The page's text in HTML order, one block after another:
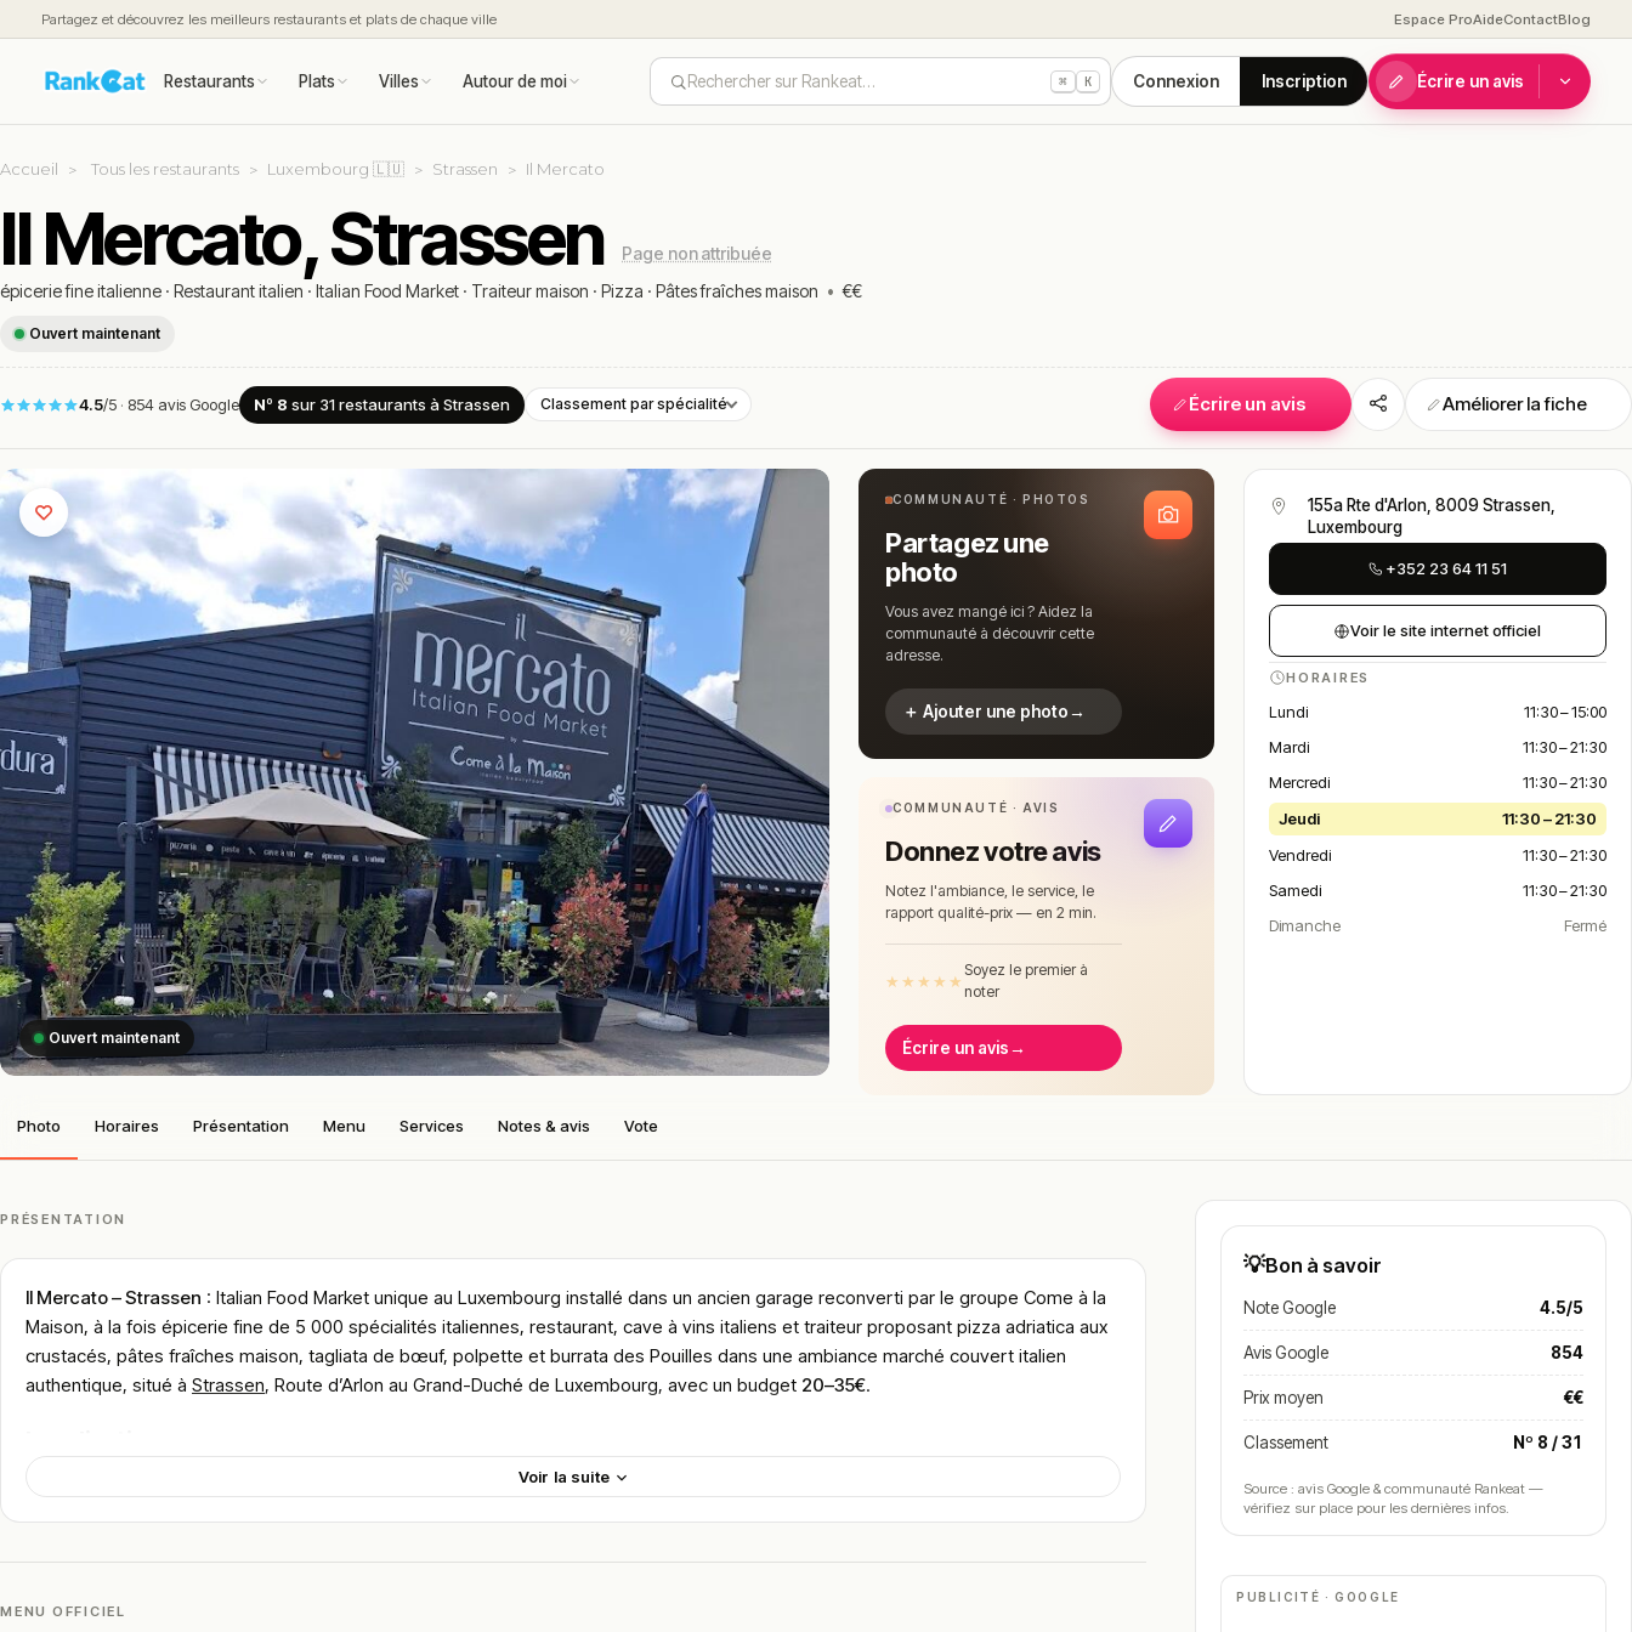
Partagez et découvrez les meilleurs restaurants et plats de chaque ville Espace ProAideContactBlog
Restaurants Plats Villes Autour de moi Rechercher sur Rankeat… ⌘ K Connexion Inscription Écrire un avis
Accueil Tous les restaurants Luxembourg 🇱🇺 Strassen Il Mercato
Il Mercato, Strassen
Page non attribuée
épicerie fine italienne · Restaurant italien · Italian Food Market · Traiteur maison · Pizza · Pâtes fraîches maison • €€
Ouvert maintenant
4.5/5 · 854 avis Google Nº 8 sur 31restaurants à Strassen Classement par spécialité Écrire un avis Améliorer la fiche
Ouvert maintenant
COMMUNAUTÉ · PHOTOS
Partagez une
photo
Vous avez mangé ici ? Aidez la
communauté à découvrir cette
adresse.
＋ Ajouter une photo→
COMMUNAUTÉ · AVIS
Donnez votre avis
Notez l'ambiance, le service, le
rapport qualité-prix — en 2 min.
★ ★ ★ ★ ★
Soyez le premier à
noter
Écrire un avis→
155a Rte d'Arlon, 8009 Strassen,
Luxembourg
+352 23 64 11 51
Voir le site internet officiel
HORAIRES
Lundi
11:30 – 15:00
Mardi
11:30 – 21:30
Mercredi
11:30 – 21:30
Jeudi
11:30 – 21:30
Vendredi
11:30 – 21:30
Samedi
11:30 – 21:30
Dimanche
Fermé
Photo Horaires Présentation Menu Services Notes & avis Vote
PRÉSENTATION
Il Mercato – Strassen : Italian Food Market unique au Luxembourg installé dans un ancien garage reconverti par le groupe Come à la
Maison, à la fois épicerie fine de 5 000 spécialités italiennes, restaurant, cave à vins italiens et traiteur proposant pizza adriatica aux
crustacés, pâtes fraîches maison, tagliata de bœuf, polpette et burrata des Pouilles dans une ambiance marché couvert italien
authentique, situé à Strassen, Route d’Arlon au Grand-Duché de Luxembourg, avec un budget 20–35€.
Il Mercato est installé au 155a Route d’Arlon à Strassen dans le Grand-Duché de Luxembourg — un Italian Food Market ouvert du lundi
ilmercato.lu dans cet ancien garage de la Route d’Arlon reconverti en concept gastronomique unique qui propose 5 000 spécialités
Voir la suite
MENU OFFICIEL
💡Bon à savoir
Note Google 4.5/5
Avis Google 854
Prix moyen €€
Classement Nº 8 / 31
Source : avis Google & communauté Rankeat —
vérifiez sur place pour les dernières infos.
PUBLICITÉ · GOOGLE